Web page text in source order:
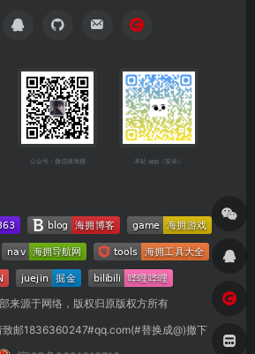
公众号：微信搜海拥 本站 app（安卓）
来源于网络，版权归原版权方所有
致邮1836360247#qq.com(#替换成@)撤下